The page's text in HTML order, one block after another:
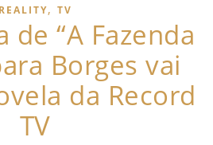
REALITY, TV
de “A Fazenda
Borges vai
da Record
TV